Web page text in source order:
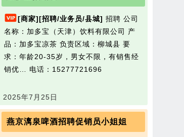
[商家][招聘/业务员/县城] 招聘 公司
名称：加多宝（天津）饮料有限公司 产
品：加多宝凉茶 负责区域：柳城县 要
求：年龄20-35岁，男女不限，有销售经
销优… 电话：15277721696
2025年7月25日
燕京漓泉啤酒招聘促销员小姐姐